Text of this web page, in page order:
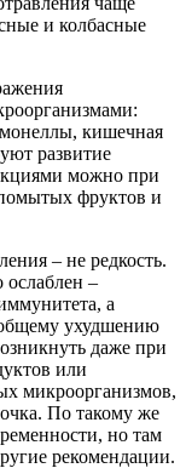
и колбасные
кишечная
развитие
можно при
фруктов и
– не редкость.
–
а
ухудшению
даже при
или
микроорганизмов,
По такому же
но там
рекомендации.